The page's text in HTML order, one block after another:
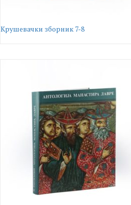
Крушевачки зборник 7-8